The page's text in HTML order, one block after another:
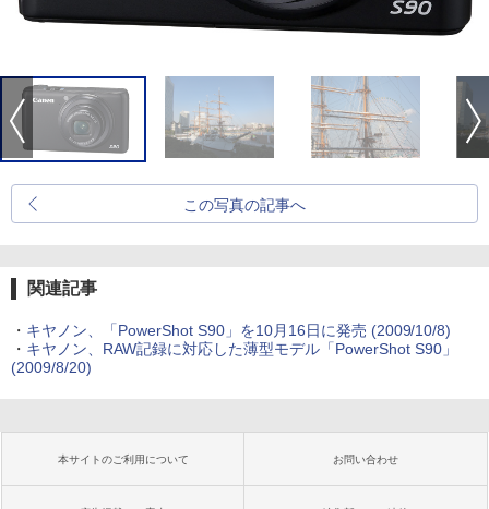
この写真の記事へ
関連記事
・ キヤノン、「PowerShot S90」を10月16日に発売 (2009/10/8)
・ キヤノン、RAW記録に対応した薄型モデル「PowerShot S90」
(2009/8/20)
本サイトのご利用について お問い合わせ